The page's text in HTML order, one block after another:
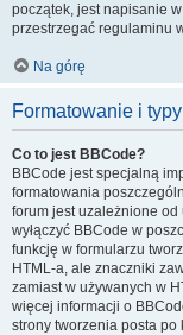
początek, jest napisanie
przestrzegać regulaminu
Na górę
Formatowanie i
Co to jest BBCode?
BBCode jest specjalną
formatowania
forum jest uzależnione
wyłączyć BBCode w
funkcję w formularzu
HTML-a, ale znaczniki
zamiast w używanych w
więcej informacji o
strony tworzenia posta